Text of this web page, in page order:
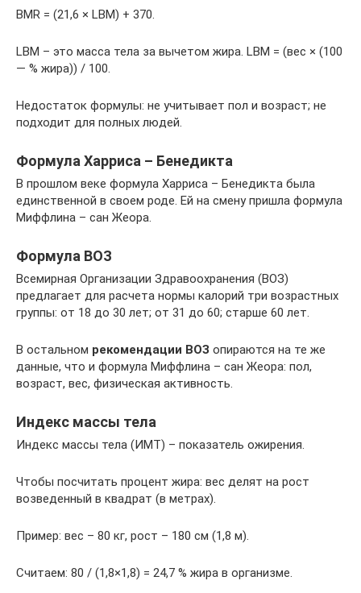
BMR = (21,6 × LBM) + 370.
LBM – это масса тела за вычетом жира. LBM = (вес × (100
— % жира)) / 100.
Недостаток формулы: не учитывает пол и возраст; не
подходит для полных людей.
Формула Харриса – Бенедикта
В прошлом веке формула Харриса – Бенедикта была
единственной в своем роде. Ей на смену пришла формула
Миффлина – сан Жеора.
Формула ВОЗ
Всемирная Организации Здравоохранения (ВОЗ)
предлагает для расчета нормы калорий три возрастных
группы: от 18 до 30 лет; от 31 до 60; старше 60 лет.
В остальном рекомендации ВОЗ опираются на те же
данные, что и формула Миффлина – сан Жеора: пол,
возраст, вес, физическая активность.
Индекс массы тела
Индекс массы тела (ИМТ) – показатель ожирения.
Чтобы посчитать процент жира: вес делят на рост
возведенный в квадрат (в метрах).
Пример: вес – 80 кг, рост – 180 см (1,8 м).
Считаем: 80 / (1,8×1,8) = 24,7 % жира в организме.